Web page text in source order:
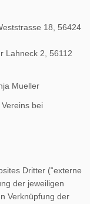
18, 56424
Lahneck 2, 56112
Mueller
bei
Dritter (“externe
der jeweiligen
Verknüpfung der